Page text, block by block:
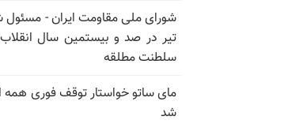
تیر در صد و بیستمین سال
سلطنت مطلقه
مای ساتو خواستار توقف فوری همه
شد